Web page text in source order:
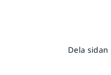
Dela sidan